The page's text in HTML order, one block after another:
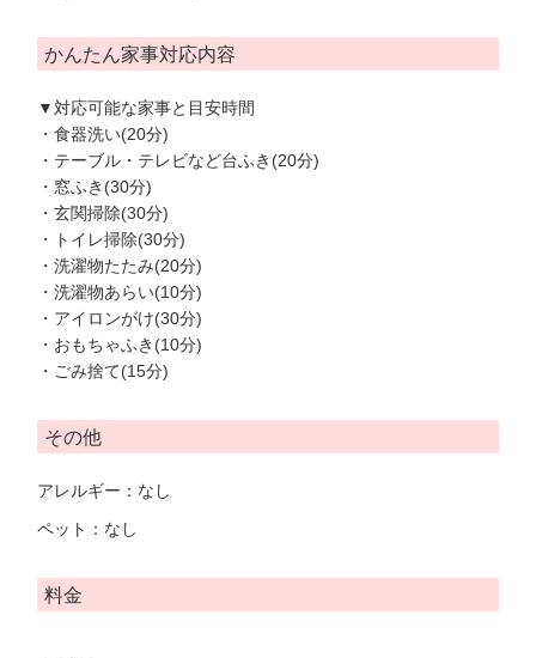
かんたん家事対応内容
▼対応可能な家事と目安時間
・食器洗い(20分)
・テーブル・テレビなど台ふき(20分)
・窓ふき(30分)
・玄関掃除(30分)
・トイレ掃除(30分)
・洗濯物たたみ(20分)
・洗濯物あらい(10分)
・アイロンがけ(30分)
・おもちゃふき(10分)
・ごみ捨て(15分)
その他
アレルギー：なし
ペット：なし
料金